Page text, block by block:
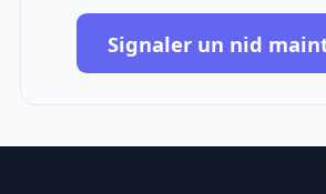
Signaler un nid